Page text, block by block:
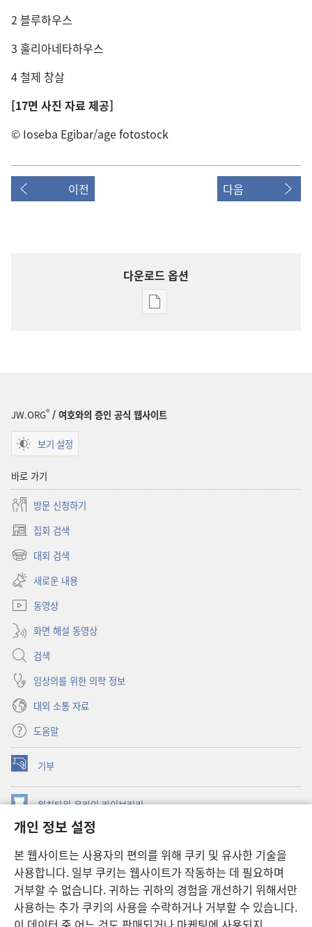
개인 정보 설정
본 웹사이트는 사용자의 편의를 위해 쿠키 및 유사한 기술을
사용합니다. 일부 쿠키는 웹사이트가 작동하는 데 필요하며
거부할 수 없습니다. 귀하는 귀하의 경험을 개선하기 위해서만
사용하는 추가 쿠키의 사용을 수락하거나 거부할 수 있습니다.
2 블루하우스
3 훌리아네타하우스
4 철제 창살
[17면 사진 자료 제공]
© Ioseba Egibar/age fotostock
이전 다음
다운로드 옵션
출판물
JW.ORG® / 여호와의 증인 공식 웹사이트
보기 설정
바로 가기
방문 신청하기
집회 검색
(새로운
창
대회 검색
(새로운
창
열기)
새로운 내용
동영상
화면 해설 동영상
검색
임상의를 위한 의학 정보
대외 소통 자료
도움말
기부
(새로운
창
열기) 워치타워 온라인 라이브러리
창
JW Hub ®
창
열기) JW 라이브러리
워치타워 라이브러리